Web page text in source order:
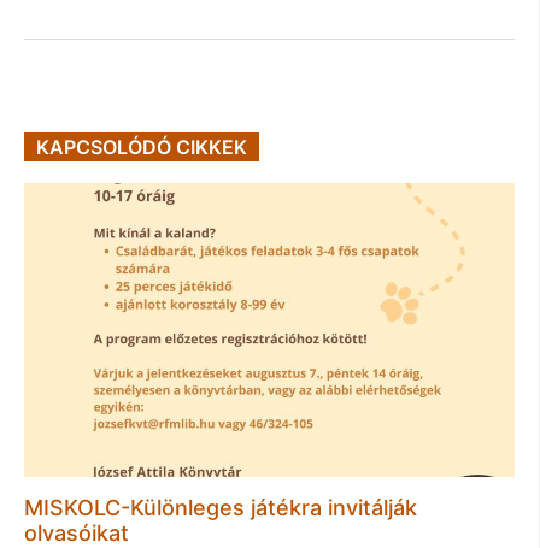
KAPCSOLÓDÓ CIKKEK
MISKOLC-Különleges játékra invitálják
olvasóikat